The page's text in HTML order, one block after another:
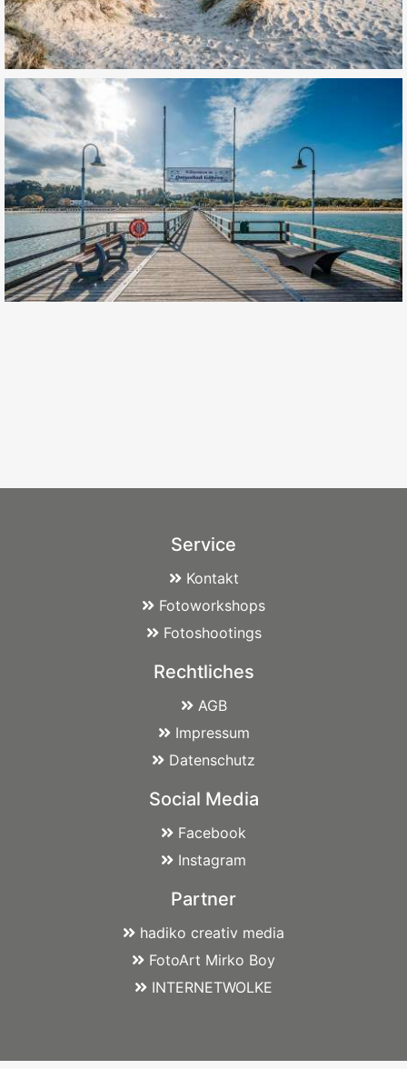
Service
Kontakt
Fotoworkshops
Fotoshootings
Rechtliches
AGB
Impressum
Datenschutz
Social Media
Facebook
Instagram
Partner
hadiko creativ media
FotoArt Mirko Boy
INTERNETWOLKE